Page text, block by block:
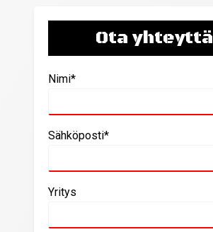
Ota yhteyttä
Nimi*
Sähköposti*
Yritys